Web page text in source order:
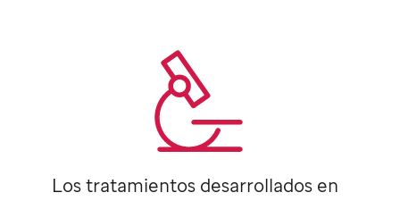
Los tratamientos desarrollados en